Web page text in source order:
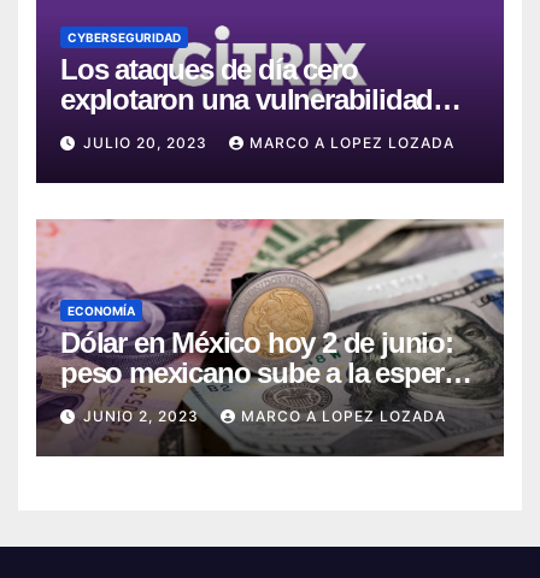
CYBERSEGURIDAD
Los ataques de día cero
explotaron una vulnerabilidad
crítica en Citrix ADC y Gateway
JULIO 20, 2023 MARCO A LOPEZ LOZADA
ECONOMÍA
Dólar en México hoy 2 de junio:
peso mexicano sube a la espera
del dato de empleo en EE.UU.
JUNIO 2, 2023 MARCO A LOPEZ LOZADA